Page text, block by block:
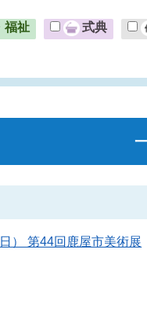
福祉 式典
） 第44回鹿屋市美術展